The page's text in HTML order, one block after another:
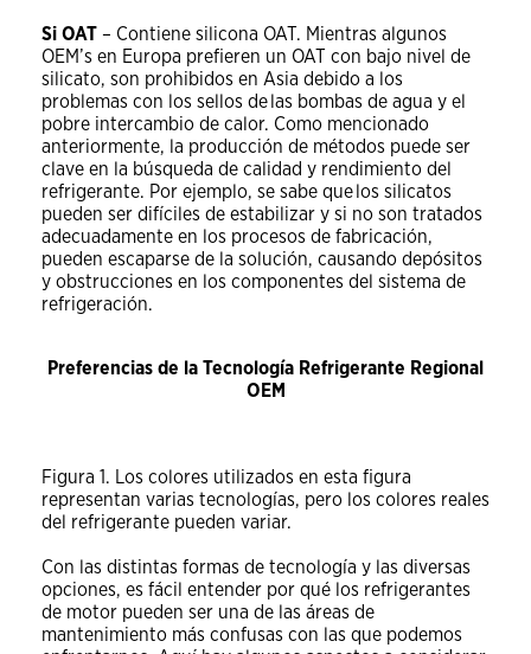
Si OAT – Contiene silicona OAT. Mientras algunos
OEM’s en Europa prefieren un OAT con bajo nivel de
silicato, son prohibidos en Asia debido a los
problemas con los sellos de las bombas de agua y el
pobre intercambio de calor. Como mencionado
anteriormente, la producción de métodos puede ser
clave en la búsqueda de calidad y rendimiento del
refrigerante. Por ejemplo, se sabe que los silicatos
pueden ser difíciles de estabilizar y si no son tratados
adecuadamente en los procesos de fabricación,
pueden escaparse de la solución, causando depósitos
y obstrucciones en los componentes del sistema de
refrigeración.
Preferencias de la Tecnología Refrigerante Regional
OEM
Figura 1. Los colores utilizados en esta figura
representan varias tecnologías, pero los colores reales
del refrigerante pueden variar.
Con las distintas formas de tecnología y las diversas
opciones, es fácil entender por qué los refrigerantes
de motor pueden ser una de las áreas de
mantenimiento más confusas con las que podemos